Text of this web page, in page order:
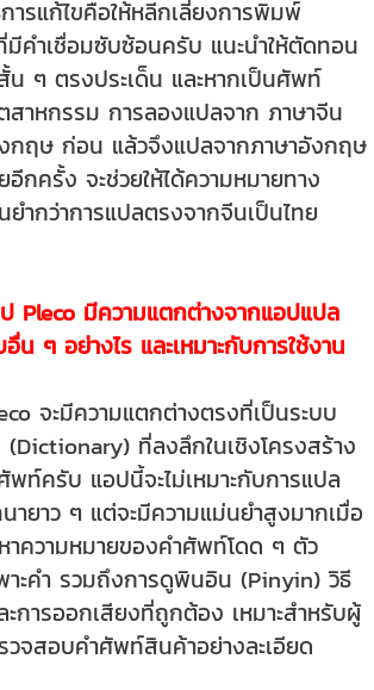
ารแก้ไขคือให้หลีกเลี่ยงการพิมพ์
มีคำเชื่อมซับซ้อนครับ แนะนำให้ตัดทอน
น ๆ ตรงประเด็น และหากเป็นศัพท์
สาหกรรม การลองแปลจาก ภาษาจีน
กฤษ ก่อน แล้วจึงแปลจากภาษาอังกฤษ
อีกครั้ง จะช่วยให้ได้ความหมายทาง
ำกว่าการแปลตรงจากจีนเป็นไทย
Pleco มีความแตกต่างจากแอปแปล
น ๆ อย่างไร และเหมาะกับการใช้งาน
จะมีความแตกต่างตรงที่เป็นระบบ
ที่ลงลึกในเชิงโครงสร้าง
พท์ครับ แอปนี้จะไม่เหมาะกับการแปล
ายาว ๆ แต่จะมีความแม่นยำสูงมากเมื่อ
าความหมายของคำศัพท์โดด ๆ ตัว
าะคำ รวมถึงการดูพินอิน (Pinyin) วิธี
ะการออกเสียงที่ถูกต้อง เหมาะสำหรับผู้
จสอบคำศัพท์สินค้าอย่างละเอียด